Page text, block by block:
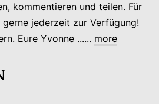
kommentieren und teilen. Für
jederzeit zur Verfügung!
Eure Yvonne ...... more